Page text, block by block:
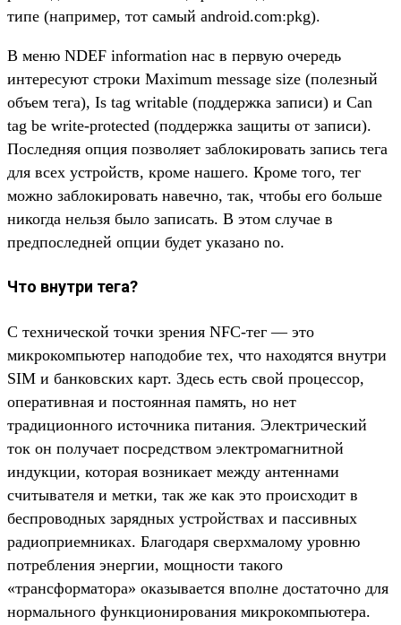
типе (например, тот самый android.com:pkg).
В меню NDEF information нас в первую очередь
интересуют строки Maximum message size (полезный
объем тега), Is tag writable (поддержка записи) и Can
tag be write-protected (поддержка защиты от записи).
Последняя опция позволяет заблокировать запись тега
для всех устройств, кроме нашего. Кроме того, тег
можно заблокировать навечно, так, чтобы его больше
никогда нельзя было записать. В этом случае в
предпоследней опции будет указано no.
Что внутри тега?
С технической точки зрения NFC-тег — это
микрокомпьютер наподобие тех, что находятся внутри
SIM и банковских карт. Здесь есть свой процессор,
оперативная и постоянная память, но нет
традиционного источника питания. Электрический
ток он получает посредством электромагнитной
индукции, которая возникает между антеннами
считывателя и метки, так же как это происходит в
беспроводных зарядных устройствах и пассивных
радиоприемниках. Благодаря сверхмалому уровню
потребления энергии, мощности такого
«трансформатора» оказывается вполне достаточно для
нормального функционирования микрокомпьютера.